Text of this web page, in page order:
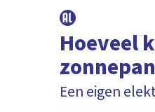
Hoeveel
Een eigen